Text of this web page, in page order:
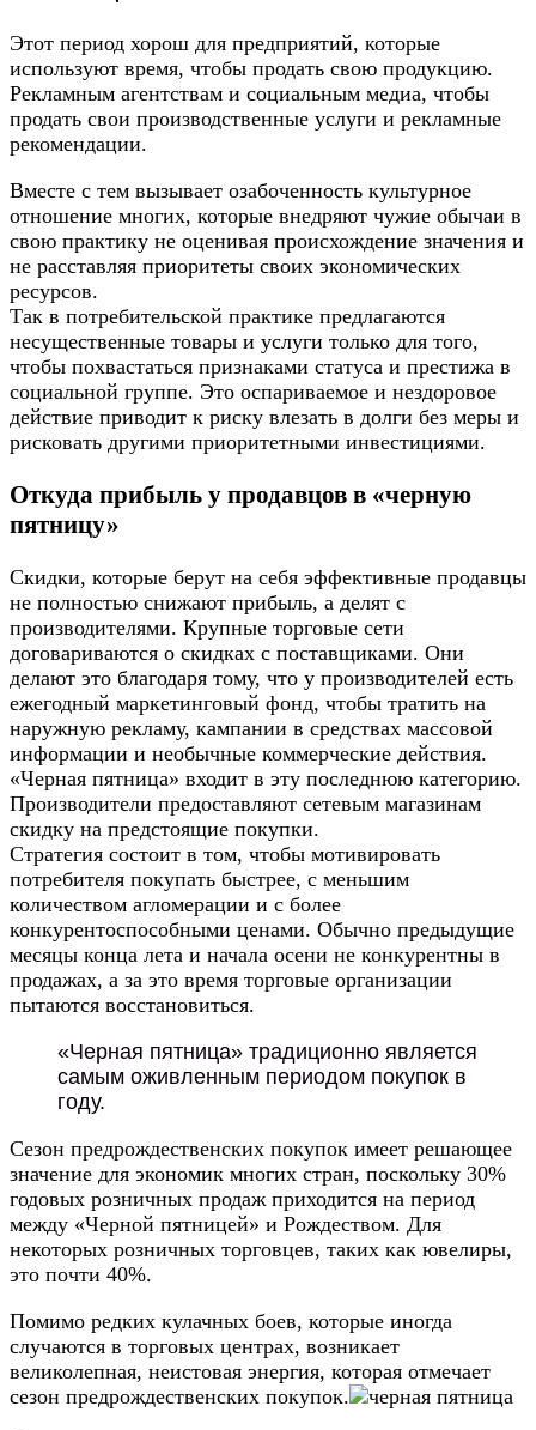
Этот период хорош для предприятий, которые
используют время, чтобы продать свою продукцию.
Рекламным агентствам и социальным медиа, чтобы
продать свои производственные услуги и рекламные
рекомендации.
Вместе с тем вызывает озабоченность культурное
отношение многих, которые внедряют чужие обычаи в
свою практику не оценивая происхождение значения и
не расставляя приоритеты своих экономических
ресурсов.
Так в потребительской практике предлагаются
несущественные товары и услуги только для того,
чтобы похвастаться признаками статуса и престижа в
социальной группе. Это оспариваемое и нездоровое
действие приводит к риску влезать в долги без меры и
рисковать другими приоритетными инвестициями.
Откуда прибыль у продавцов в «черную
пятницу»
Скидки, которые берут на себя эффективные продавцы
не полностью снижают прибыль, а делят с
производителями. Крупные торговые сети
договариваются о скидках с поставщиками. Они
делают это благодаря тому, что у производителей есть
ежегодный маркетинговый фонд, чтобы тратить на
наружную рекламу, кампании в средствах массовой
информации и необычные коммерческие действия.
«Черная пятница» входит в эту последнюю категорию.
Производители предоставляют сетевым магазинам
скидку на предстоящие покупки.
Стратегия состоит в том, чтобы мотивировать
потребителя покупать быстрее, с меньшим
количеством агломерации и с более
конкурентоспособными ценами. Обычно предыдущие
месяцы конца лета и начала осени не конкурентны в
продажах, а за это время торговые организации
пытаются восстановиться.
«Черная пятница» традиционно является
самым оживленным периодом покупок в
году.
Сезон предрождественских покупок имеет решающее
значение для экономик многих стран, поскольку 30%
годовых розничных продаж приходится на период
между «Черной пятницей» и Рождеством. Для
некоторых розничных торговцев, таких как ювелиры,
это почти 40%.
Помимо редких кулачных боев, которые иногда
случаются в торговых центрах, возникает
великолепная, неистовая энергия, которая отмечает
сезон предрождественских покупок.